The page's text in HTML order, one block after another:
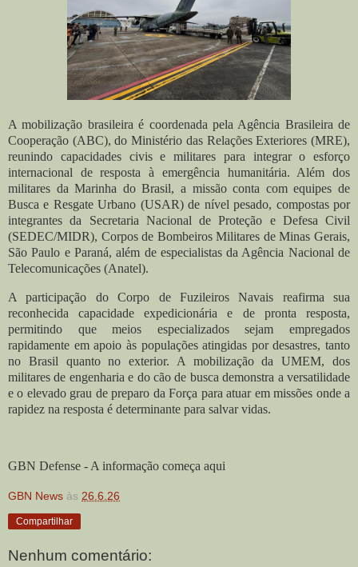
A mobilização brasileira é coordenada pela Agência Brasileira de
Cooperação (ABC), do Ministério das Relações Exteriores (MRE),
reunindo capacidades civis e militares para integrar o esforço
internacional de resposta à emergência humanitária. Além dos
militares da Marinha do Brasil, a missão conta com equipes de
Busca e Resgate Urbano (USAR) de nível pesado, compostas por
integrantes da Secretaria Nacional de Proteção e Defesa Civil
(SEDEC/MIDR), Corpos de Bombeiros Militares de Minas Gerais,
São Paulo e Paraná, além de especialistas da Agência Nacional de
Telecomunicações (Anatel).
A participação do Corpo de Fuzileiros Navais reafirma sua
reconhecida capacidade expedicionária e de pronta resposta,
permitindo que meios especializados sejam empregados
rapidamente em apoio às populações atingidas por desastres, tanto
no Brasil quanto no exterior. A mobilização da UMEM, dos
militares de engenharia e do cão de busca demonstra a versatilidade
e o elevado grau de preparo da Força para atuar em missões onde a
rapidez na resposta é determinante para salvar vidas.
GBN Defense - A informação começa aqui
GBN News às 26.6.26
Compartilhar
Nenhum comentário: